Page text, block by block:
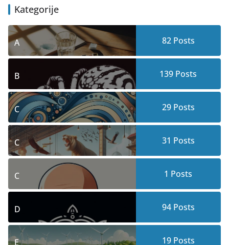
Kategorije
A 82Posts
B 139 Posts
C 29Posts
C 31 Posts
C 1 Posts
D 94Posts
E 19Posts